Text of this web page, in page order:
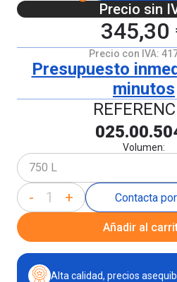
Precio sin
345,30
Precio con IVA:
Presupuesto
minutos
Volumen:
750 L
- + Contacta
Añadir al
Alta calidad, precios